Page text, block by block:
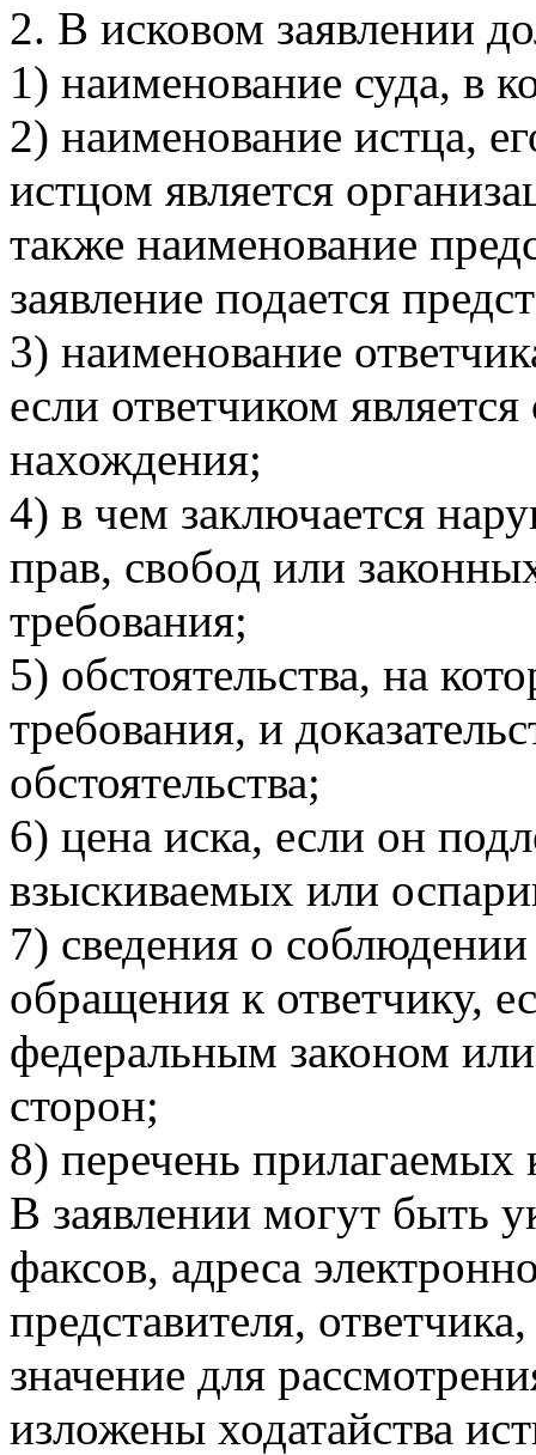
2. В исковом заявлении
1) наименование суда, в
2) наименование истца,
истцом является
также наименование
заявление подается
3) наименование
если ответчиком
нахождения;
4) в чем заключается
прав, свобод или
требования;
5) обстоятельства, на
требования, и
обстоятельства;
6) цена иска, если он
взыскиваемых или
7) сведения о
обращения к ответчику,
федеральным законом
сторон;
8) перечень прилагаемых
В заявлении могут быть
факсов, адреса
представителя,
значение для
изложены ходатайства